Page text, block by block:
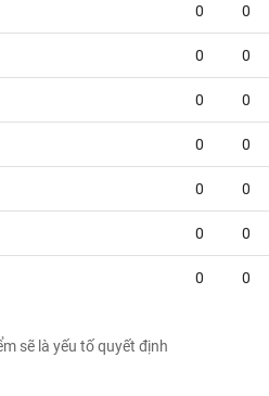
0 0
0 0
0 0
0 0
0 0
0 0
0 0
sẽ là yếu tố quyết định